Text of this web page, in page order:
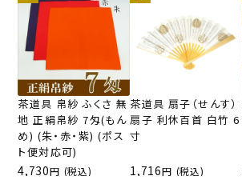
茶道具 帛紗 ふくさ 無
地 正絹帛紗 7匁(もん
め) (朱・赤・紫) (ポス
ト便対応可)
4,730 (税込)
茶道具 扇子（せんす）
扇子 利休百首 白竹 6
寸
1,716 (税込)